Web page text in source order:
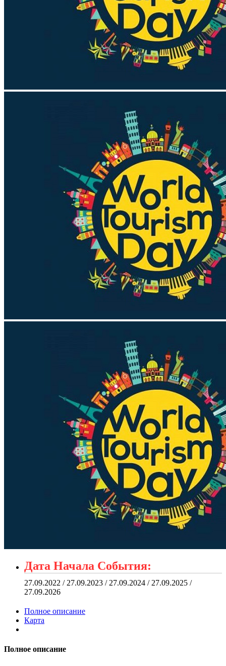
Дата Начала События:
27.09.2022 / 27.09.2023 / 27.09.2024 / 27.09.2025 /
27.09.2026
Полное описание
Карта
Полное описание